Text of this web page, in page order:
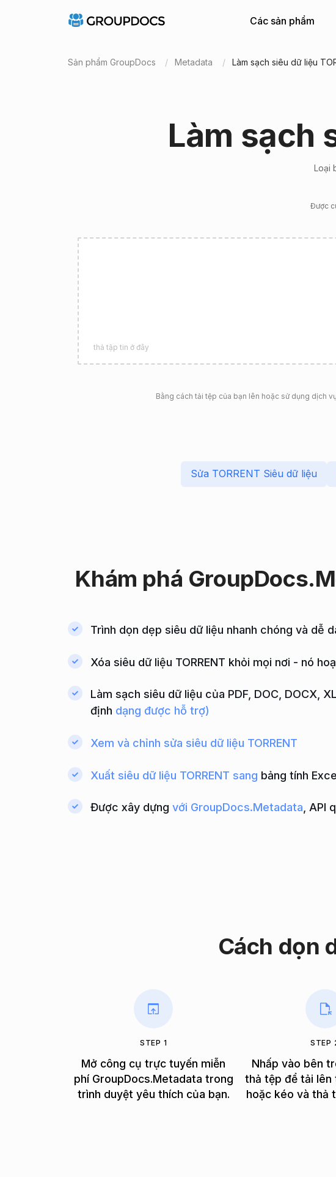
Các sản phẩm
Sản phẩm GroupDocs Metadata Làm sạch siêu dữ liệu
Làm sạch
Loại
Được
thả tập tin ở đây
Bằng cách tải tệp của bạn lên hoặc sử dụng dịch
Sửa TORRENT Siêu dữ liệu
Khám phá
Trình dọn dẹp siêu dữ liệu nhanh chóng và dễ
Xóa siêu dữ liệu TORRENT khỏi mọi nơi - nó
Làm sạch siêu dữ liệu của PDF, DOC, DOCX,
định dạng được hỗ trợ)
Xem và chỉnh sửa siêu dữ liệu TORRENT
Xuất siêu dữ liệu TORRENT sang bảng tính
Được xây dựng với GroupDocs.Metadata , API
Cách dọn
STEP 1
Mở công cụ trực tuyến miễn
phí GroupDocs.Metadata trong
trình duyệt yêu thích của bạn.
STEP
Nhấp vào bên
thả tệp để tải lên
hoặc kéo và thả